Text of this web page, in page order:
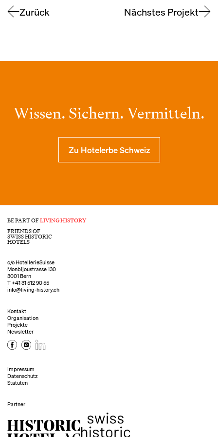
Zurück Nächstes Projekt
Wissen. Sichern. Vermitteln.
Zu Hotelerbe Schweiz
BE PART OFLIVING HISTORY
FRIENDS OF
SWISS HISTORIC
HOTELS
Kontakt
Organisation
Projekte
Newsletter
Impressum
Datenschutz
Statuten
Partner
c/o HotellerieSuisse
Monbijoustrasse 130
3001 Bern
T+41 31 512 90 55
info@living-history.ch